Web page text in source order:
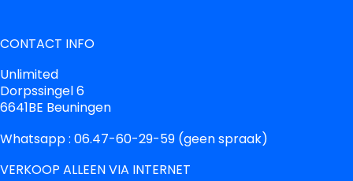
CONTACT INFO
Unlimited
Dorpssingel 6
6641BE Beuningen
Whatsapp : 06.47-60-29-59 (geen spraak)
VERKOOP ALLEEN VIA INTERNET